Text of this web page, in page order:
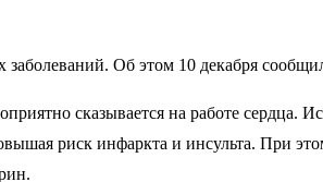
заболеваний. Об этом 10 декабря
сказывается на работе
риск инфаркта и инсульта. При